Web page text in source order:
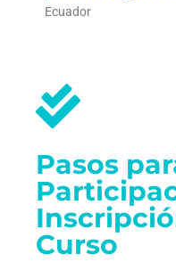
Ecuador
Pasos
Curso